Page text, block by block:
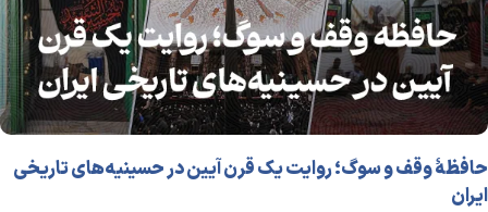
حافظۀ وقف و سوگ؛ روایت یک قرن آیین در حسینیه‌های تاریخی
ایران